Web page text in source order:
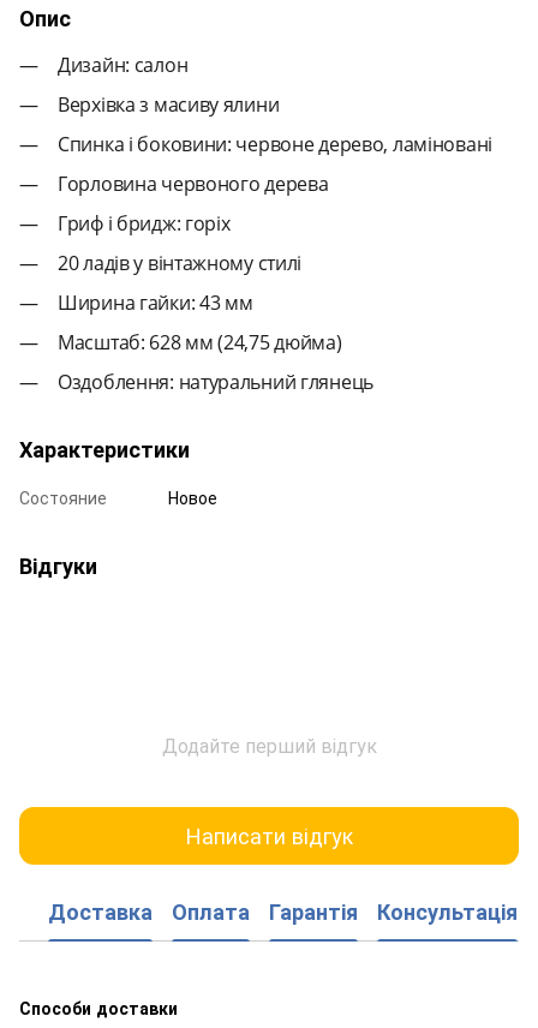
Опис
Дизайн: салон
Верхівка з масиву ялини
Спинка і боковини: червоне дерево, ламіновані
Горловина червоного дерева
Гриф і бридж: горіх
20 ладів у вінтажному стилі
Ширина гайки: 43 мм
Масштаб: 628 мм (24,75 дюйма)
Оздоблення: натуральний глянець
Характеристики
Состояние Новое
Відгуки
Додайте перший відгук
Написати відгук
Доставка Оплата Гарантія Консультація
Способи доставки